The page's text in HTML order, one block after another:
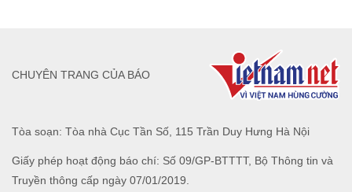
Tòa soạn: Tòa nhà Cục Tần Số, 115 Trần Duy Hưng Hà Nội
Giấy phép hoạt động báo chí: Số 09/GP-BTTTT, Bộ Thông tin và
Truyền thông cấp ngày 07/01/2019.
CHUYÊN TRANG CỦA BÁO